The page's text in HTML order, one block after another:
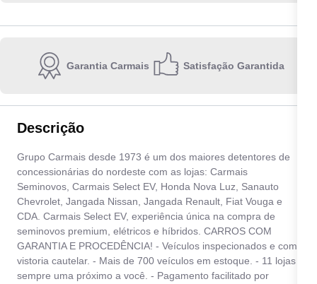
Garantia Carmais Satisfação Garantida
Descrição
Grupo Carmais desde 1973 é um dos maiores detentores de
concessionárias do nordeste com as lojas: Carmais
Seminovos, Carmais Select EV, Honda Nova Luz, Sanauto
Chevrolet, Jangada Nissan, Jangada Renault, Fiat Vouga e
CDA. Carmais Select EV, experiência única na compra de
seminovos premium, elétricos e híbridos. CARROS COM
GARANTIA E PROCEDÊNCIA! - Veículos inspecionados e com
vistoria cautelar. - Mais de 700 veículos em estoque. - 11 lojas
sempre uma próximo a você. - Pagamento facilitado por
Escolha a unidade:
Ao informar meus dados, eu concordo com aPolítica de privacidade
Enviar